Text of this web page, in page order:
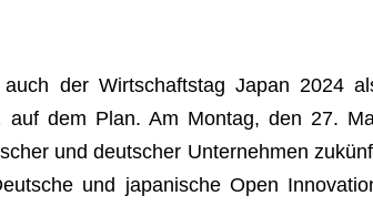
der Wirt­schafts­tag Japan 2024
auf dem Plan. Am Mon­tag, den 27.
und deut­scher Unter­neh­men
und japa­ni­sche Open